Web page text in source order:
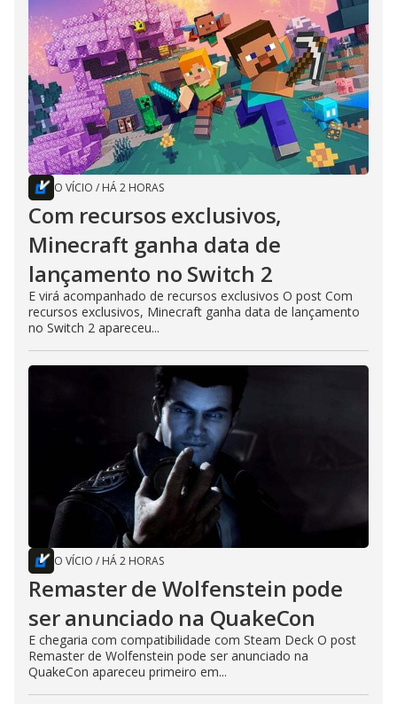
O VÍCIO / HÁ 2 HORAS
Com recursos exclusivos,
Minecraft ganha data de
lançamento no Switch 2
E virá acompanhado de recursos exclusivos O post Com
recursos exclusivos, Minecraft ganha data de lançamento
no Switch 2 apareceu...
O VÍCIO / HÁ 2 HORAS
Remaster de Wolfenstein pode
ser anunciado na QuakeCon
E chegaria com compatibilidade com Steam Deck O post
Remaster de Wolfenstein pode ser anunciado na
QuakeCon apareceu primeiro em...